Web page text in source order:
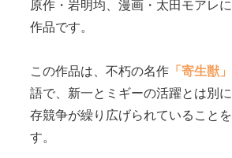
原作・岩明均、漫画・太田モアレ
作品です。
この作品は、不朽の名作 「寄生獣」
語で、新一とミギーの活躍とは別
存競争が繰り広げられていること
す。